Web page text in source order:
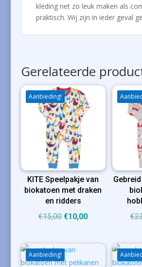
kleding net zo leuk maken als
praktisch. Wij zijn in ieder geval
Gerelateerde
Aanbieding!
KITE Speelpakje van
biokatoen met draken
en ridders
€15,00 Oorspronkelijke
€15,00.
€10,00Huidige
€
Aanbieding!